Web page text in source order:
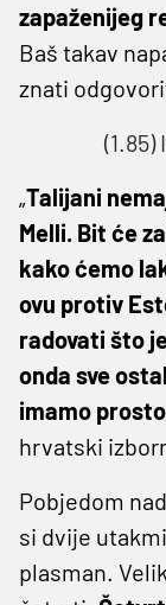
zapaženijeg
Baš takav
znati
(1.85)
„Talijani
Melli. Bit će
kako ćemo
ovu protiv
radovati što
onda sve
imamo
hrvatski
Pobjedom
si dvije
plasman.